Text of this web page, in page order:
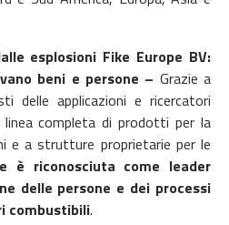
esplosioni Fike Europe BV:
beni e persone – Grazie a
delle applicazioni e ricercatori
completa di prodotti per la
e a strutture proprietarie per le
è riconosciuta come leader
delle persone e dei processi
combustibili.